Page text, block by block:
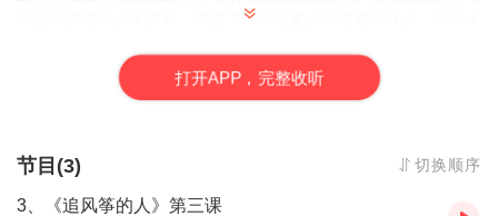
阿富汗的两个少年展开，讲述了一个富家少年与家中仆人，关于人
打开APP，完整收听
节目(3) 切换顺序
3、《追风筝的人》第三课